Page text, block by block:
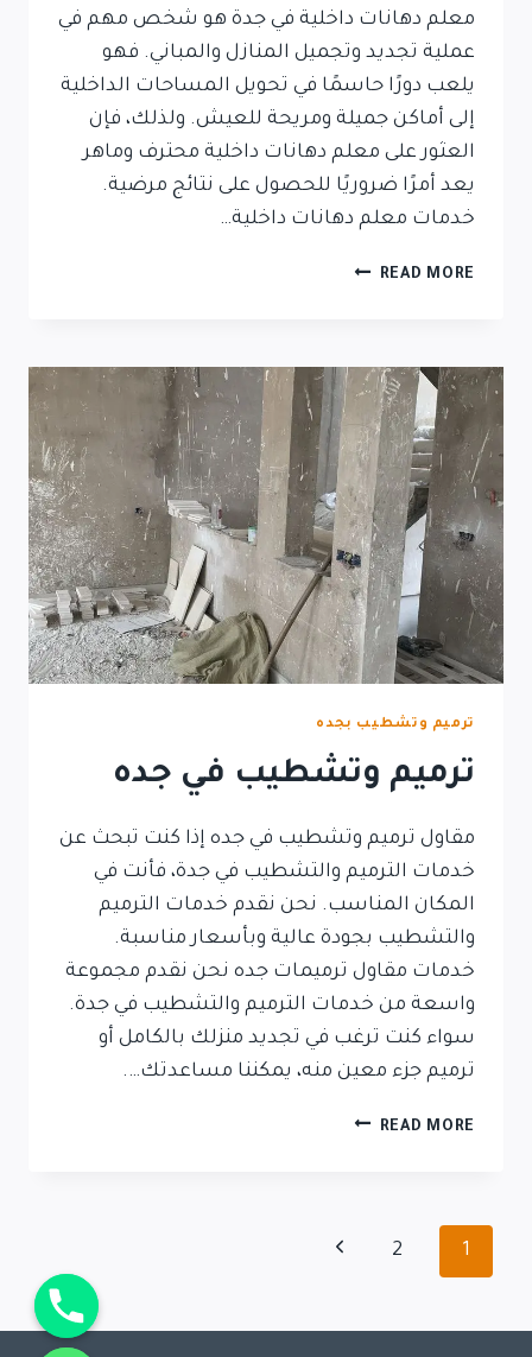
معلم دهانات داخلية في جدة هو شخص مهم في
عملية تجديد وتجميل المنازل والمباني. فهو
يلعب دورًا حاسمًا في تحويل المساحات الداخلية
إلى أماكن جميلة ومريحة للعيش. ولذلك، فإن
العثور على معلم دهانات داخلية محترف وماهر
يعد أمرًا ضروريًا للحصول على نتائج مرضية.
خدمات معلم دهانات داخلية…
READ MORE
ترميم وتشطيب بجده
ترميم وتشطيب في جده
مقاول ترميم وتشطيب في جده إذا كنت تبحث عن
خدمات الترميم والتشطيب في جدة، فأنت في
المكان المناسب. نحن نقدم خدمات الترميم
والتشطيب بجودة عالية وبأسعار مناسبة.
خدمات مقاول ترميمات جده نحن نقدم مجموعة
واسعة من خدمات الترميم والتشطيب في جدة.
سواء كنت ترغب في تجديد منزلك بالكامل أو
ترميم جزء معين منه، يمكننا مساعدتك….
READ MORE
1
2